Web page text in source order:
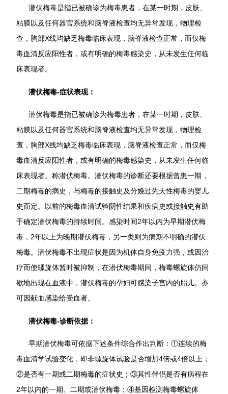
潜伏梅毒是指已被确诊为梅毒患者，在某一时期，皮肤、
粘膜以及任何器官系统和脑脊液检查均无异常发现，物理检
查，胸部X线均缺乏梅毒临床表现，脑脊液检查正常，而仅梅
毒血清反应阳性者，或有明确的梅毒感染史，从未发生任何临
床表现者。
潜伏梅毒-症状表现：
潜伏梅毒是指已被确诊为梅毒患者，在某一时期，皮肤、
粘膜以及任何器官系统和脑脊液检查均无异常发现，物理检
查，胸部X线均缺乏梅毒临床表现，脑脊液检查正常，而仅梅
毒血清反应阳性者，或有明确的梅毒感染史，从未发生任何临
床表现者。称潜伏梅毒。潜伏梅毒的诊断还要根据曾患一期，
二期梅毒的病史，与梅毒的接触史及分娩过先天性梅毒的婴儿
史而定。以前的梅毒血清试验阴性结果和疾病史或接触史有助
于确定潜伏梅毒的持续时间。感染时间2年以内为早期潜伏梅
毒，2年以上为晚期潜伏梅毒，另一类则为病期不明确的潜伏
梅毒。潜伏梅毒不出现症状是因为机体自身免疫力强，或因治
疗而使螺旋体暂时被抑制，在潜伏梅毒期间，梅毒螺旋体仍间
歇地出现在血液中，潜伏梅毒的孕妇可感染子宫内的胎儿。亦
可因献血感染给受血者。
潜伏梅毒-诊断依据：
早期潜伏梅毒可依据下述条件综合作出判断：①连续的梅
毒血清学试验变化，即非螺旋体试验是否增加4倍或4倍以上；
②是否有一期或二期梅毒的症状史；③其性伴侣是否有病程在
2年以内的一期、二期或潜伏梅毒；④基因检测梅毒螺旋体